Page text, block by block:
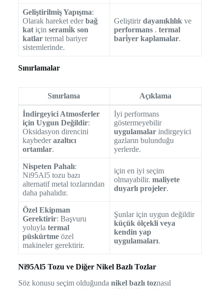
Geliştirilmiş Yapışma:
Olarak hareket ederbağ
katiçin serami̇k son
katlartermal bariyer
sistemlerinde.
Geliştirirdayanıklılıkve
performans. termal
bari̇yer kaplamalar.
Sınırlamalar
Sınırlama Açıklama
İndirgeyici Atmosferler
için Uygun Değildir:
Oksidasyon direncini
kaybederazaltıcı
ortamlar.
İyi performans
göstermeyebilir
uygulamalarindirgeyici
gazların bulunduğu
yerlerde.
Nispeten Pahalı:
Ni95Al5 tozu bazı
alternatif metal tozlarından
daha pahalıdır.
için en iyi seçim
olmayabilir. maliyete
duyarlı projeler.
Özel Ekipman
Gerektirir: Başvuru
yoluyla termal
püskürtmeözel
makineler gerektirir.
Şunlar için uygun değildir
küçük ölçekli veya
kendin yap
uygulamaları.
Ni95Al5 Tozu ve Diğer Nikel Bazlı Tozlar
Söz konusu seçim olduğunda nikel bazlı toznasıl